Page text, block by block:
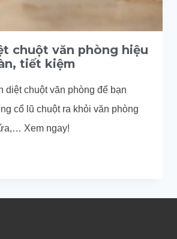
chuột văn phòng hiệu
tiết kiệm
diệt chuột văn phòng để bạn
cổ lũ chuột ra khỏi văn phòng
Xem ngay!